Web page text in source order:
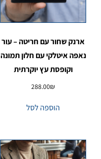
ארנק שחור עם חריטה – עור
נאפה איטלקי עם חלון תמונה
וקופסת עץ יוקרתית
288.00₪
הוספה לסל